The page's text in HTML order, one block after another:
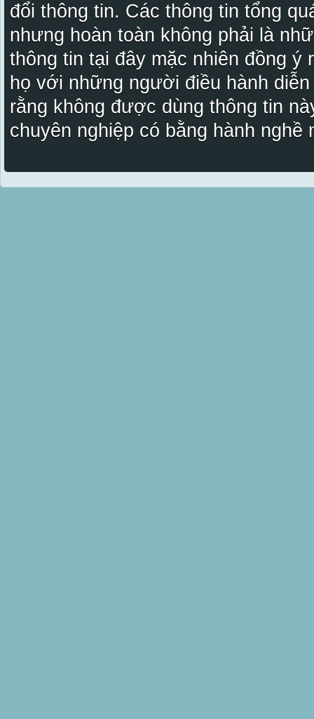
đổi thông tin. Các thông tin tổng
nhưng hoàn toàn không phải là
thông tin tại đây mặc nhiên đồng ý
họ với những người điều hành
rằng không được dùng thông tin
chuyên nghiệp có bằng hành